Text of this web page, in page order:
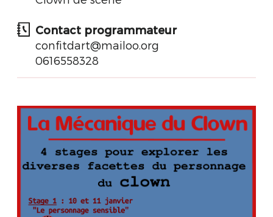
Contact programmateur
confitdart@mailoo.org
0616558328